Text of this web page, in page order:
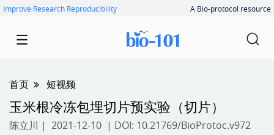
Improve Research Reproducibility A Bio-protocol resource
首页 短视频
玉米根冷冻包埋切片预实验（切片）
陈立川 | 2021-12-10 | DOI: 10.21769/BioProtoc.v972